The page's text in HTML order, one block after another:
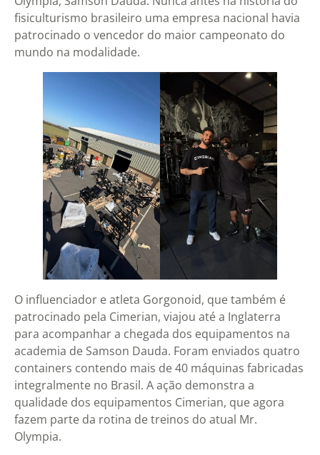
fisiculturismo brasileiro uma empresa nacional havia
patrocinado o vencedor do maior campeonato do
mundo na modalidade.
O influenciador e atleta Gorgonoid, que também é
patrocinado pela Cimerian, viajou até a Inglaterra
para acompanhar a chegada dos equipamentos na
academia de Samson Dauda. Foram enviados quatro
containers contendo mais de 40 máquinas fabricadas
integralmente no Brasil. A ação demonstra a
qualidade dos equipamentos Cimerian, que agora
fazem parte da rotina de treinos do atual Mr.
Olympia.